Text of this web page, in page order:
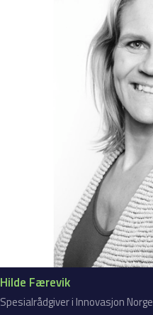
Hilde Færevik
Spesialrådgiver i Innovasjon Norge